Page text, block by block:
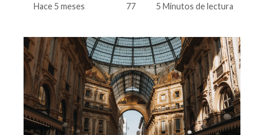
Hace 5 meses
77 5 Minutos de lectura